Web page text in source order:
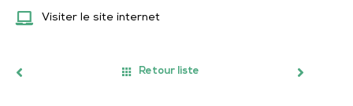
Visiter le site internet
Retour liste